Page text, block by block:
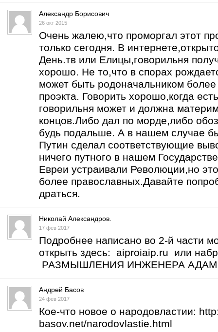
Александр Борисович
26 окт 2015
Очень жалею,что проморгал этот
только сегодня. В
День.тв или Елицы,говорильня
хорошо. Не то,что в спорах
может быть родоначальником более
проэкта. Говорить хорошо,когда
говорильня может и должна
концов.Либо дал по морде,либо
будь подальше. А в нашем случае
Путин сделал соответствующие
ничего путного в нашем
Евреи устраивали Революции,но
более православных.Давайте
драться.
Николай Александров.
17 фев 2017
Подробнее написано во 2-й части
открыть здесь: aiproiaip.ru или
РАЗМЫШЛЕНИЯ ИНЖЕНЕРА
Андрей Басов
24 фев 2017
Кое-что новое о народовластии:
basov.net/narodovlastie.html